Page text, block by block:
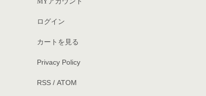
ログイン
カートを見る
Privacy Policy
RSS/ ATOM